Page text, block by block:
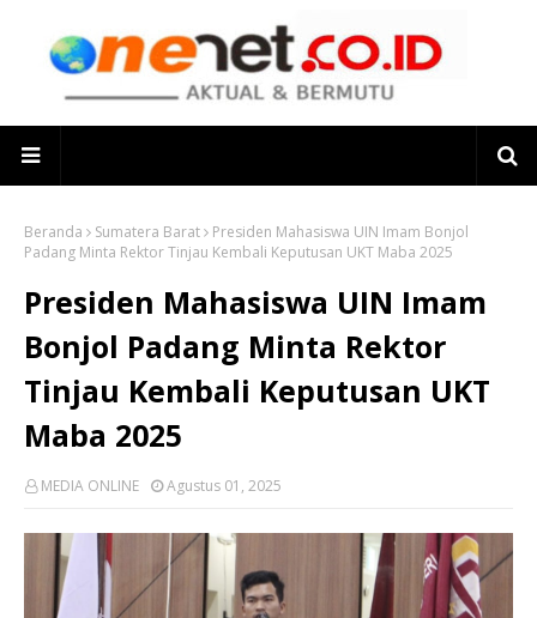
Beranda Sumatera Barat
Presiden Mahasiswa UIN Imam Bonjol
Padang Minta Rektor Tinjau Kembali Keputusan UKT Maba 2025
Presiden Mahasiswa UIN Imam
Bonjol Padang Minta Rektor
Tinjau Kembali Keputusan UKT
Maba 2025
MEDIA ONLINE Agustus 01, 2025